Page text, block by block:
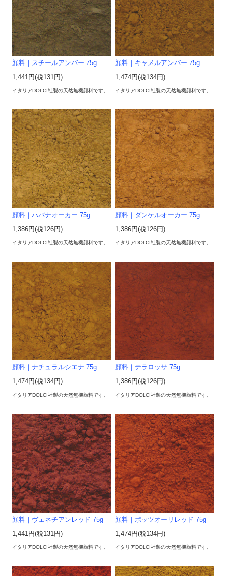
顔料｜スチールアンバー 75g
1,441円(税131円)
イタリアDOLCI社製の天然無機顔料です。
顔料｜キャメルアンバー 75g
1,474円(税134円)
イタリアDOLCI社製の天然無機顔料です。
顔料｜ハバナオーカー 75g
1,386円(税126円)
イタリアDOLCI社製の天然無機顔料です。
顔料｜ダンケルオーカー 75g
1,386円(税126円)
イタリアDOLCI社製の天然無機顔料です。
顔料｜ナチュラルシエナ 75g
1,474円(税134円)
イタリアDOLCI社製の天然無機顔料です。
顔料｜テラロッサ 75g
1,386円(税126円)
イタリアDOLCI社製の天然無機顔料です。
顔料｜ヴェネチアンレッド 75g
1,441円(税131円)
イタリアDOLCI社製の天然無機顔料です。
顔料｜ポッツオーリレッド 75g
1,474円(税134円)
イタリアDOLCI社製の天然無機顔料です。